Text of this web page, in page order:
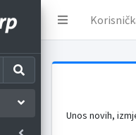
Unos novih,